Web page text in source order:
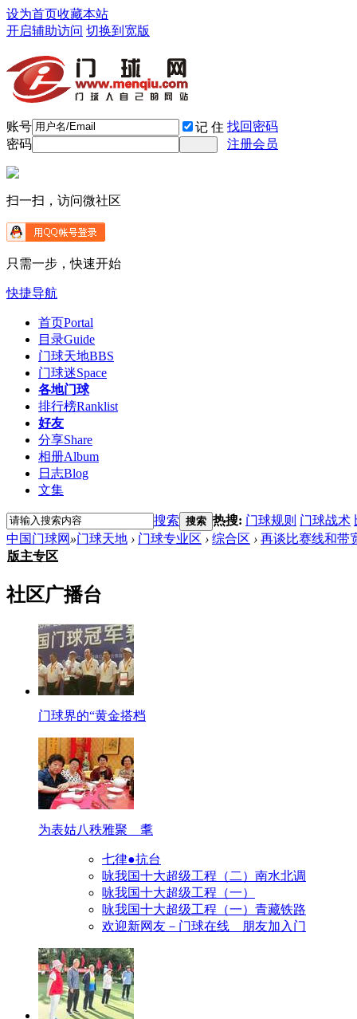
设为首页收藏本站
开启辅助访问 切换到宽版
账号 记 住 找回密码
密码
注册会员
扫一扫，访问微社区
只需一步，快速开始
快捷导航
首页Portal
目录Guide
门球天地BBS
门球迷Space
各地门球
排行榜Ranklist
好友
分享Share
相册Album
日志Blog
文集
搜索 搜索 热搜: 门球规则 门球战术
中国门球网 »门球天地 › 门球专业区 › 综合区 › 再谈比赛线和带
版主专区
社区广播台
门球界的“黄金搭档
为表姑八秩雅聚 耄
七律●抗台
咏我国十大超级工程（二）南水北调
咏我国十大超级工程（一）
咏我国十大超级工程（一）青藏铁路
欢迎新网友－门球在线 朋友加入门